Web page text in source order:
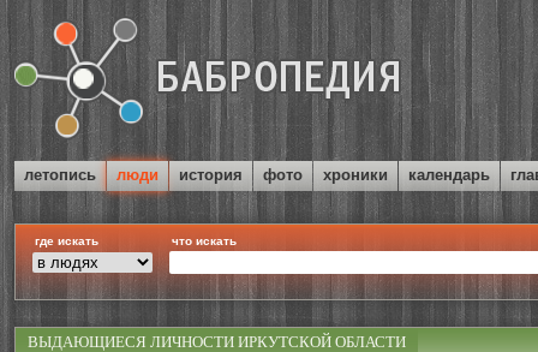
летопись люди история фото хроники календарь
где искать что искать
ВЫДАЮЩИЕСЯ ЛИЧНОСТИ ИРКУТСКОЙ ОБЛАСТИ